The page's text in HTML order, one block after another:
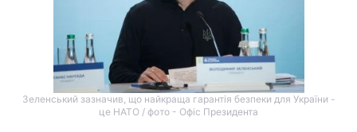
Лайт
Інциденти
Здоров'я Туризм
Погода
Зеленський зазначив, що найкраща гарантія безпеки для України -
це НАТО / фото - Офіс Президента